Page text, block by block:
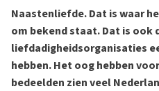
Naastenliefde. Dat is waar
om bekend staat. Dat is ook
liefdadigheidsorganisaties
hebben. Het oog hebben
bedeelden zien veel